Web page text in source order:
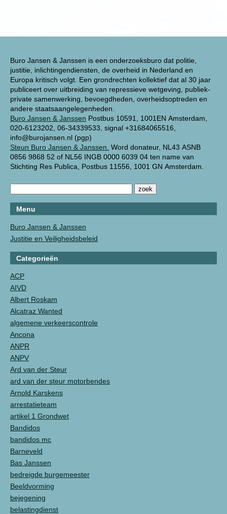
Buro Jansen & Janssen is een onderzoeksburo dat politie,
justitie, inlichtingendiensten, de overheid in Nederland en
Europa kritisch volgt. Een grondrechten kollektief dat al 30 jaar
publiceert over uitbreiding van repressieve wetgeving, publiek-
private samenwerking, bevoegdheden, overheidsoptreden en
andere staatsaangelegenheden.
Buro Jansen & Janssen Postbus 10591, 1001EN Amsterdam,
020-6123202, 06-34339533, signal +31684065516,
info@burojansen.nl (pgp)
Steun Buro Jansen & Janssen. Word donateur, NL43 ASNB
0856 9868 52 of NL56 INGB 0000 6039 04 ten name van
Stichting Res Publica, Postbus 11556, 1001 GN Amsterdam.
Menu
Buro Jansen & Janssen
Justitie en Veiligheidsbeleid
Categorieën
ACP
AIVD
Albert Roskam
Alcatraz Wanted
algemene verkeerscontrole
Ancona
ANPR
ANPV
Ard van der Steur
ard van der steur motorbendes
Arnold Karskens
arrestatieteam
artikel 1 Grondwet
Bandidos
bandidos mc
Barneveld
Bas Janssen
bedreigde burgemeester
Beeldvorming
bejegening
belastingdienst